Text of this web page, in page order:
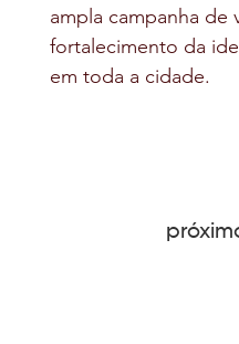
ampla campanha de
fortalecimento da
em toda a cidade.